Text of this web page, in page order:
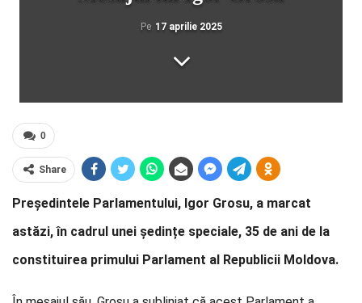
Pe 17 aprilie 2025
0
Share
Președintele Parlamentului, Igor Grosu, a marcat
astăzi, în cadrul unei ședințe speciale, 35 de ani de la
constituirea primului Parlament al Republicii Moldova.